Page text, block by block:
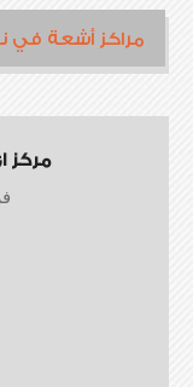
مراكز أشعة في
مركز